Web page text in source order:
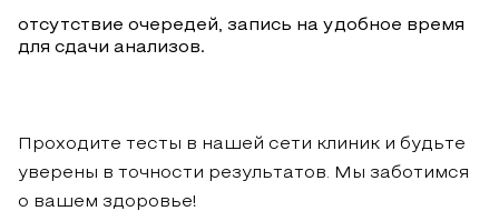
отсутствие очередей, запись на удобное время
для сдачи анализов.
Проходите тесты в нашей сети клиник и будьте
уверены в точности результатов. Мы заботимся
о вашем здоровье!